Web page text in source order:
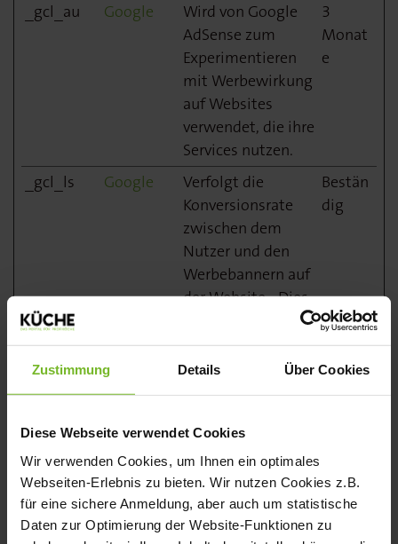
Zustimmung Details Über Cookies
Diese Webseite verwendet Cookies
Wir verwenden Cookies, um Ihnen ein optimales
Webseiten-Erlebnis zu bieten. Wir nutzen Cookies z.B.
für eine sichere Anmeldung, aber auch um statistische
Daten zur Optimierung der Website-Funktionen zu
_gcl_au Google
Wird von Google
AdSense zum
Experimentieren
mit Werbewirkung
auf Websites
verwendet, die ihre
Services nutzen.
3
Monat
e
_gcl_ls Google
Verfolgt die
Konversionsrate
zwischen dem
Nutzer und den
Werbebannern auf
der Website - Dies
Optimierung der
Relevanz der
Werbung auf der
Bestän
dig
adpagevie
w.php
Adspirit Anstehend
axd [x2]
ADEX
Wird verwendet,
um dem Besucher
3
Monat